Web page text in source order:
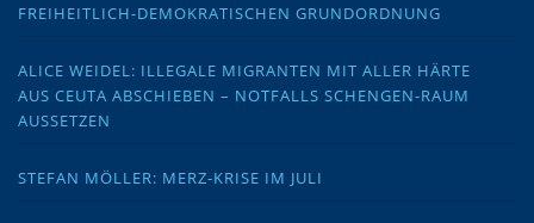
FREIHEITLICH-DEMOKRATISCHEN GRUNDORDNUNG
ALICE WEIDEL: ILLEGALE MIGRANTEN MIT ALLER HÄRTE
AUS CEUTA ABSCHIEBEN – NOTFALLS SCHENGEN-RAUM
AUSSETZEN
STEFAN MÖLLER: MERZ-KRISE IM JULI